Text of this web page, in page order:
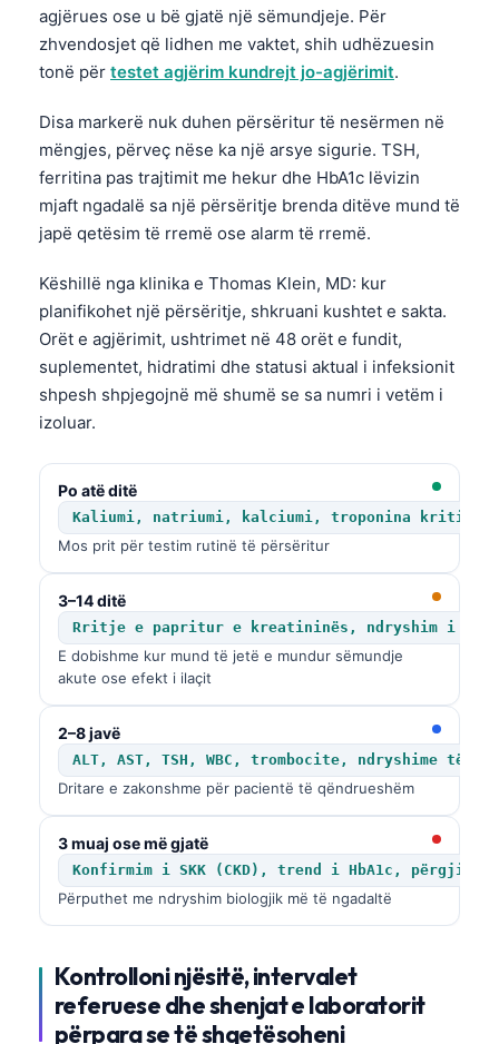
agjërues ose u bë gjatë një sëmundjeje. Për
zhvendosjet që lidhen me vaktet, shih udhëzuesin
tonë për testet agjërim kundrejt jo-agjërimit.
Disa markerë nuk duhen përsëritur të nesërmen në
mëngjes, përveç nëse ka një arsye sigurie. TSH,
ferritina pas trajtimit me hekur dhe HbA1c lëvizin
mjaft ngadalë sa një përsëritje brenda ditëve mund të
japë qetësim të rremë ose alarm të rremë.
Këshillë nga klinika e Thomas Klein, MD: kur
planifikohet një përsëritje, shkruani kushtet e sakta.
Orët e agjërimit, ushtrimet në 48 orët e fundit,
suplementet, hidratimi dhe statusi aktual i infeksionit
shpesh shpjegojnë më shumë se sa numri i vetëm i
izoluar.
Po atë ditë
Kaliumi, natriumi, kalciumi, troponina kritike,
Mos prit për testim rutinë të përsëritur
3–14 ditë
Rritje e papritur e kreatininës, ndryshim i
E dobishme kur mund të jetë e mundur sëmundje
akute ose efekt i ilaçit
2–8 javë
ALT, AST, TSH, WBC, trombocite, ndryshime të
Dritare e zakonshme për pacientë të qëndrueshëm
3 muaj ose më gjatë
Konfirmim i SKK (CKD), trend i HbA1c,
Përputhet me ndryshim biologjik më të ngadaltë
Kontrolloni njësitë, intervalet
referuese dhe shenjat e laboratorit
përpara se të shqetësoheni